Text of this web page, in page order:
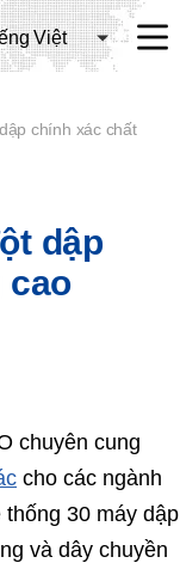
Việt
chất lượng cao 19/05/2025
dập
cao
chuyên cung
cho các ngành
30 máy dập
và dây chuyền